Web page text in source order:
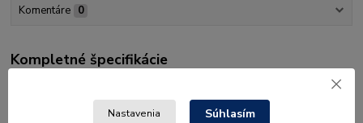
Komentáre 0
Kompletné špecifikácie
Nastavenia Súhlasím